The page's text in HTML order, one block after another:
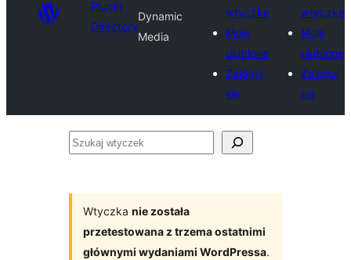
Plugin
Directory
Dynamic
Media
wtyczkę
Moje
ulubione
Zaloguj
się
wtyczkę
Moje
ulubione
Zaloguj
się
Szukaj
Wtyczka nie została
przetestowana z trzema ostatnimi
głównymi wydaniami WordPressa.